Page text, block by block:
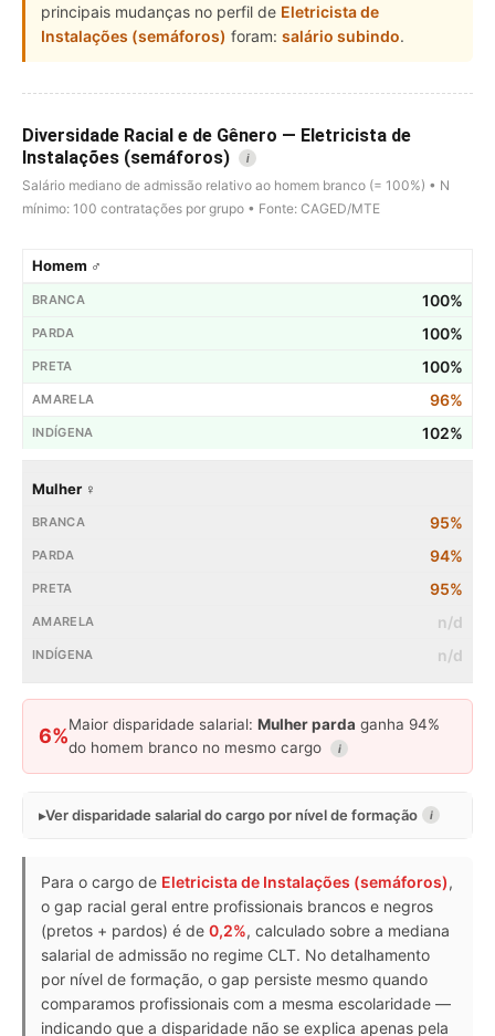
principais mudanças no perfil de Eletricista de
Instalações (semáforos) foram: salário subindo.
Diversidade Racial e de Gênero — Eletricista de
Instalações (semáforos)
i
Salário mediano de admissão relativo ao homem branco (= 100%) • N
mínimo: 100 contratações por grupo • Fonte: CAGED/MTE
Homem ♂
100%
100%
100%
96%
102%
Mulher ♀
95%
94%
95%
n/d
n/d
6%
Maior disparidade salarial: Mulher parda ganha 94%
do homem branco no mesmo cargo
i
Ver disparidade salarial do cargo por nível de formação i
Para o cargo de Eletricista de Instalações (semáforos),
o gap racial geral entre profissionais brancos e negros
(pretos + pardos) é de 0,2%, calculado sobre a mediana
salarial de admissão no regime CLT. No detalhamento
por nível de formação, o gap persiste mesmo quando
comparamos profissionais com a mesma escolaridade —
indicando que a disparidade não se explica apenas pela